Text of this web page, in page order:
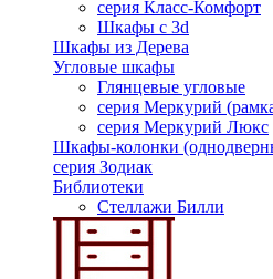
серия Класс-Комфорт
Шкафы с 3d
Шкафы из Дерева
Угловые шкафы
Глянцевые угловые
серия Меркурий
серия Меркурий Люкс
Шкафы-колонки
серия Зодиак
Библиотеки
Стеллажи Билли